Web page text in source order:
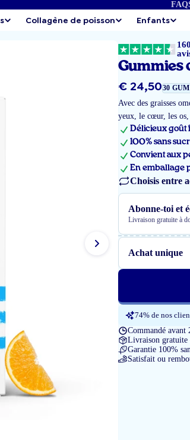
FAQ
Collagène de poisson Enfants
160
Gummies
Prix
régulier
€ 24,5030
Avec des graisses
yeux, le cœur, les
Délicieux goût
100% sans
Convient aux
En emballage
Choisis entre
Abonne-toi et
Livraison gratuite à
Achat unique
74% de nos
Commandé
Livraison gratuite
Garantie 100%
Satisfait ou